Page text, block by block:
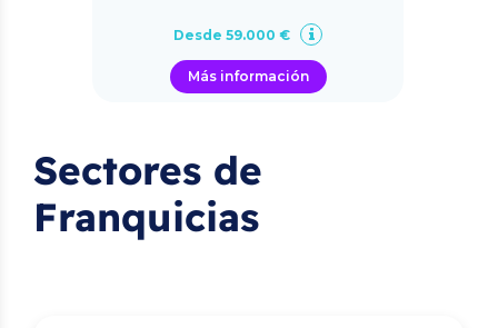
Desde 59.000 €
Más información
Sectores de
Franquicias